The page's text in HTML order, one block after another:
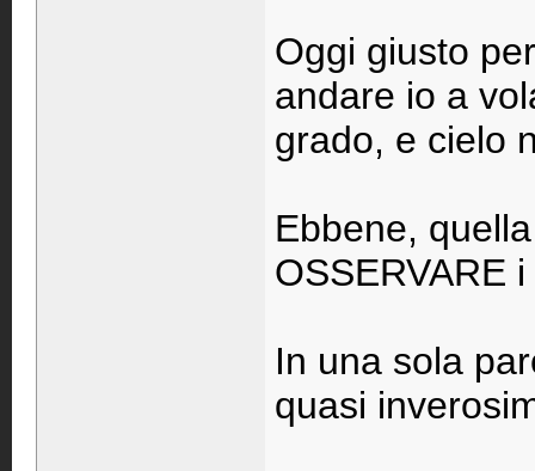
Oggi giusto
andare io a
grado, e cielo
Ebbene,
OSSERVARE
In una sola
quasi